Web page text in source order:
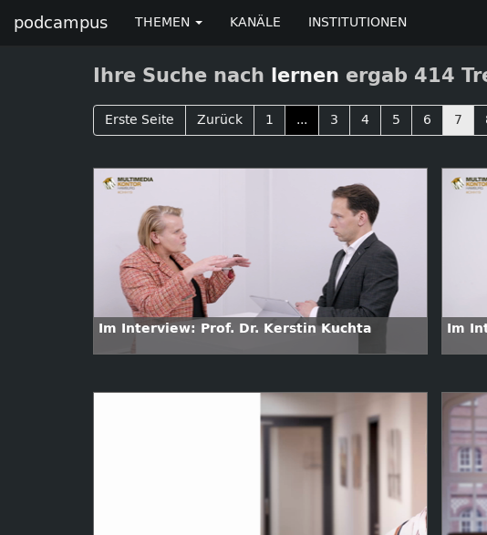
podcampus THEMEN KANÄLE INSTITUTIONEN
Ihre Suche nach lernen ergab 414
Erste Seite Zurück 1 ... 3 4 5 6 7
Im Interview: Prof. Dr. Kerstin Kuchta Im